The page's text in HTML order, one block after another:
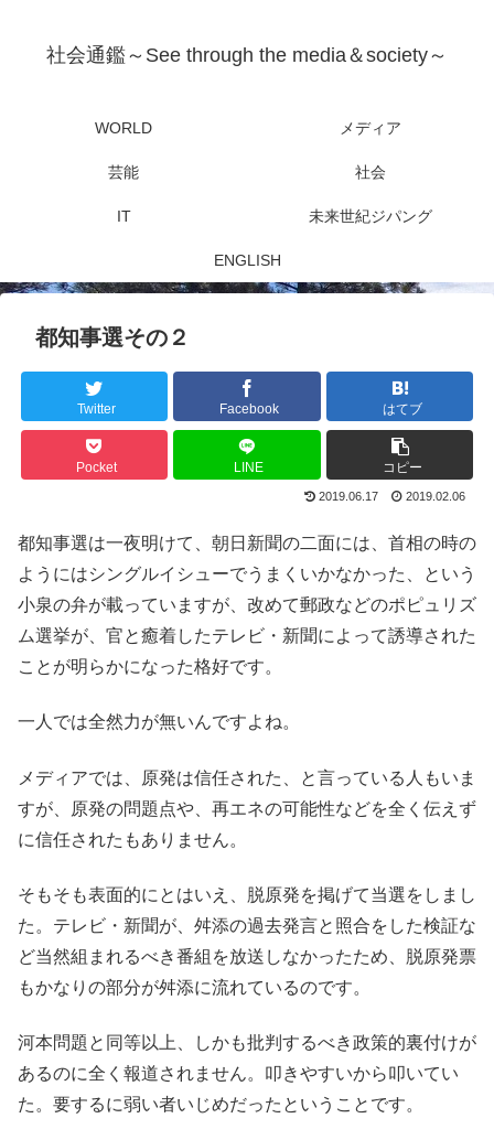
社会通鑑～See through the media＆society～
WORLD メディア
芸能 社会
IT 未来世紀ジパング
ENGLISH
都知事選その２
Twitter Facebook はてブ
Pocket LINE コピー
2019.06.17 2019.02.06
都知事選は一夜明けて、朝日新聞の二面には、首相の時の
ようにはシングルイシューでうまくいかなかった、という
小泉の弁が載っていますが、改めて郵政などのポピュリズ
ム選挙が、官と癒着したテレビ・新聞によって誘導された
ことが明らかになった格好です。
一人では全然力が無いんですよね。
メディアでは、原発は信任された、と言っている人もいま
すが、原発の問題点や、再エネの可能性などを全く伝えず
に信任されたもありません。
そもそも表面的にとはいえ、脱原発を掲げて当選をしまし
た。テレビ・新聞が、舛添の過去発言と照合をした検証な
ど当然組まれるべき番組を放送しなかったため、脱原発票
もかなりの部分が舛添に流れているのです。
河本問題と同等以上、しかも批判するべき政策的裏付けが
あるのに全く報道されません。叩きやすいから叩いてい
た。要するに弱い者いじめだったということです。